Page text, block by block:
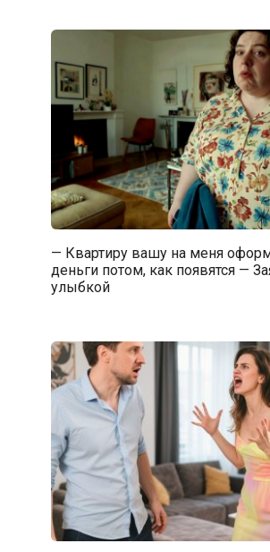
— Квартиру вашу на меня
деньги потом, как появятся —
улыбкой